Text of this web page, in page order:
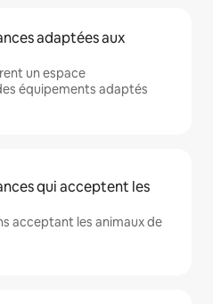
adaptées aux
un espace
équipements adaptés
qui acceptent les
acceptant les animaux de